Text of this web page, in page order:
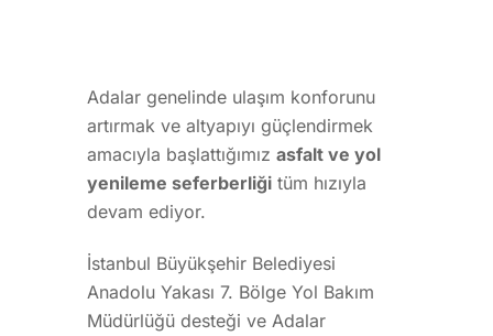
Adalar genelinde ulaşım konforunu
artırmak ve altyapıyı güçlendirmek
amacıyla başlattığımız asfalt ve yol
yenileme seferberliğitüm hızıyla
devam ediyor.
İstanbul Büyükşehir Belediyesi
Anadolu Yakası 7. Bölge Yol Bakım
Müdürlüğü desteği ve Adalar